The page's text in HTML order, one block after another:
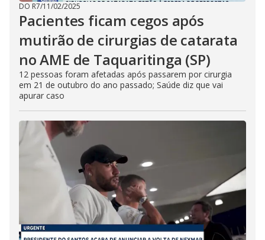
DO R7/11/02/2025
Pacientes ficam cegos após
mutirão de cirurgias de catarata
no AME de Taquaritinga (SP)
12 pessoas foram afetadas após passarem por cirurgia
em 21 de outubro do ano passado; Saúde diz que vai
apurar caso